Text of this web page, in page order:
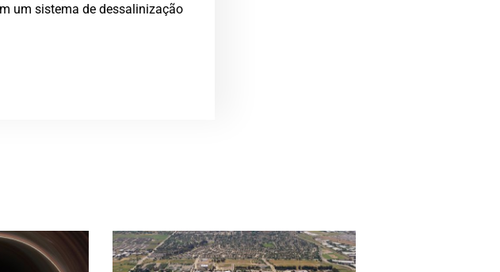
Qatar, vai utilizar um sistema de deteção de fora-de-jogo